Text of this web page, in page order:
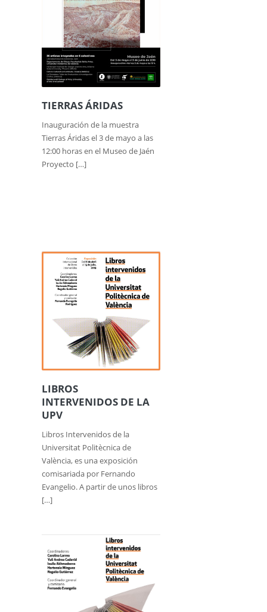
TIERRAS ÁRIDAS
Inauguración de la muestra
Tierras Áridas el 3 de mayo a las
12:00 horas en el Museo de Jaén
Proyecto […]
LIBROS
INTERVENIDOS DE LA
UPV
Libros Intervenidos de la
Universitat Politècnica de
València, es una exposición
comisariada por Fernando
Evangelio. A partir de unos libros
[…]